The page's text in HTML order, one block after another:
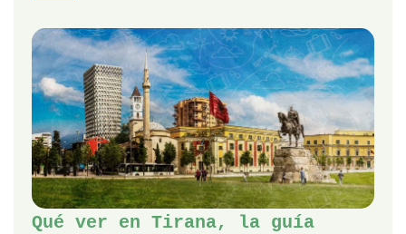
Qué ver en Tirana, la guía